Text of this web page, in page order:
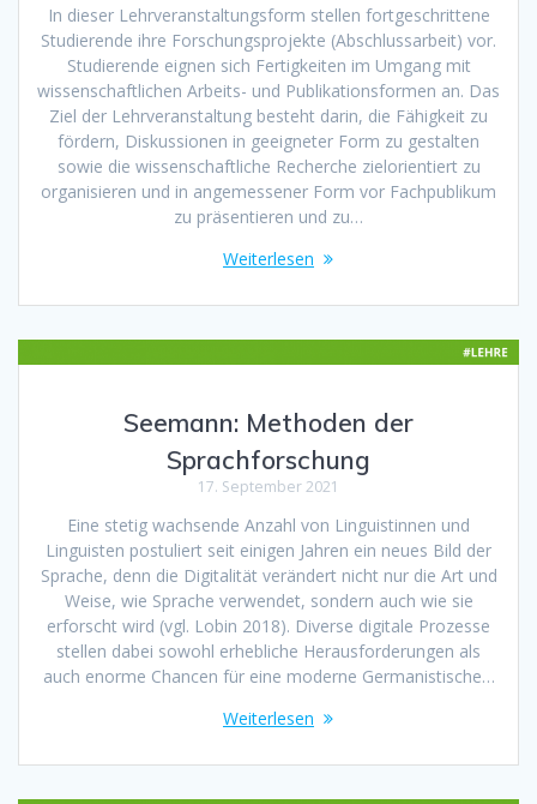
In dieser Lehrveranstaltungsform stellen fortgeschrittene
Studierende ihre Forschungsprojekte (Abschlussarbeit) vor.
Studierende eignen sich Fertigkeiten im Umgang mit
wissenschaftlichen Arbeits- und Publikationsformen an. Das
Ziel der Lehrveranstaltung besteht darin, die Fähigkeit zu
fördern, Diskussionen in geeigneter Form zu gestalten
sowie die wissenschaftliche Recherche zielorientiert zu
organisieren und in angemessener Form vor Fachpublikum
zu präsentieren und zu…
Weiterlesen
Seemann: Methoden der
Sprachforschung
17. September 2021
Eine stetig wachsende Anzahl von Linguistinnen und
Linguisten postuliert seit einigen Jahren ein neues Bild der
Sprache, denn die Digitalität verändert nicht nur die Art und
Weise, wie Sprache verwendet, sondern auch wie sie
erforscht wird (vgl. Lobin 2018). Diverse digitale Prozesse
stellen dabei sowohl erhebliche Herausforderungen als
auch enorme Chancen für eine moderne Germanistische…
Weiterlesen